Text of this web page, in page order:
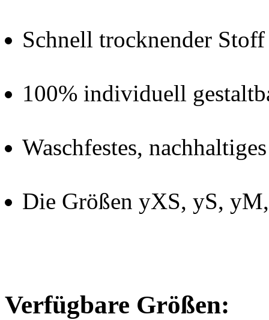
Schnell trocknender
100% individuell
Waschfestes,
Die Größen yXS, yS,
Verfügbare Größen: